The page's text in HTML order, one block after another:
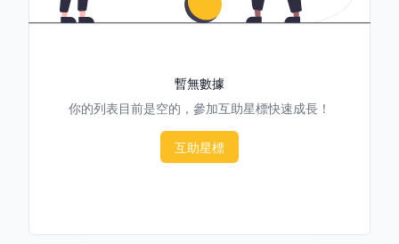
暫無數據
你的列表目前是空的，參加互助星標快速成長！
互助星標